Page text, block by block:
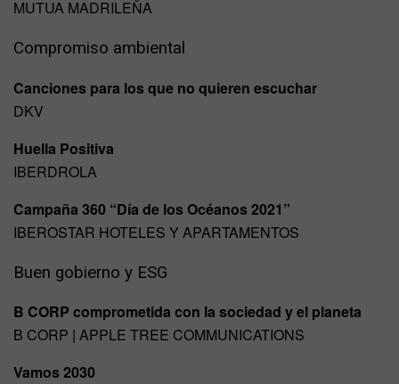
MUTUA MADRILEÑA
Compromiso ambiental
Canciones para los que no quieren escuchar
DKV
Huella Positiva
IBERDROLA
Campaña 360 “Día de los Océanos 2021”
IBEROSTAR HOTELES Y APARTAMENTOS
Buen gobierno y ESG
B CORP comprometida con la sociedad y el planeta
B CORP | APPLE TREE COMMUNICATIONS
Vamos 2030